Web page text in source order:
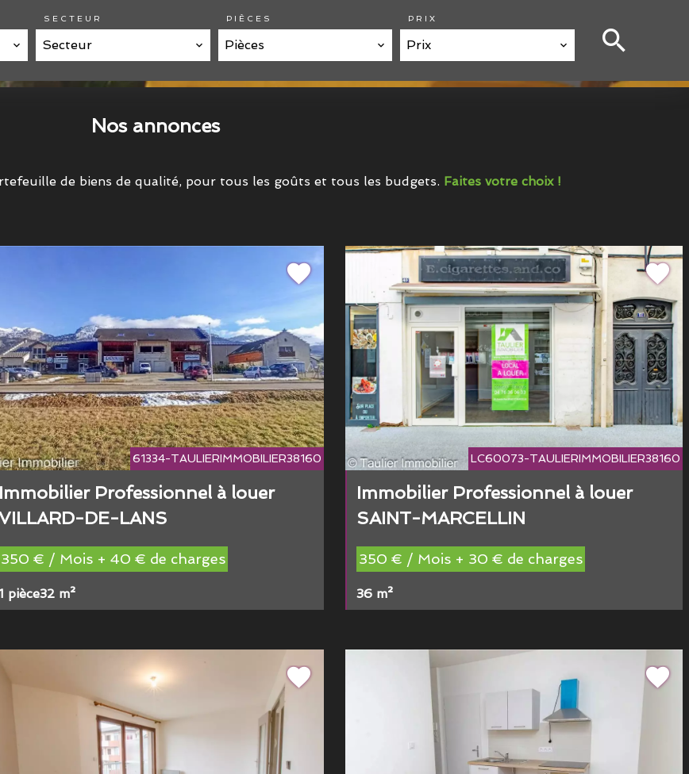
SECTEUR
Secteur
PIÈCES
Pièces
PRIX
Prix
Nos annonces
de biens de qualité, pour tous les goûts et tous les budgets. Faites votre choix !
61334-TAULIERIMMOBILIER38160
Immobilier Professionnel à louer
DE-LANS
350 € / Mois + 40 € de charges
pièce32 m²
LC60073-TAULIERIMMOBILIER38160
Immobilier Professionnel à louer
SAINT-MARCELLIN
350 € / Mois + 30 € de charges
36 m²